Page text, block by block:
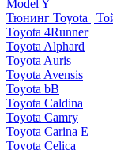
Model Y
Тюнинг Toyota |
Toyota 4Runner
Toyota Alphard
Toyota Auris
Toyota Avensis
Toyota bB
Toyota Caldina
Toyota Camry
Toyota Carina E
Toyota Celica